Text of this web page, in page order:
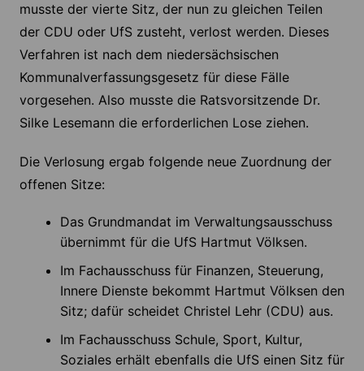
musste der vierte Sitz, der nun zu gleichen Teilen
der CDU oder UfS zusteht, verlost werden. Dieses
Verfahren ist nach dem niedersächsischen
Kommunalverfassungsgesetz für diese Fälle
vorgesehen. Also musste die Ratsvorsitzende Dr.
Silke Lesemann die erforderlichen Lose ziehen.
Die Verlosung ergab folgende neue Zuordnung der
offenen Sitze:
Das Grundmandat im Verwaltungsausschuss
übernimmt für die UfS Hartmut Völksen.
Im Fachausschuss für Finanzen, Steuerung,
Innere Dienste bekommt Hartmut Völksen den
Sitz; dafür scheidet Christel Lehr (CDU) aus.
Im Fachausschuss Schule, Sport, Kultur,
Soziales erhält ebenfalls die UfS einen Sitz für